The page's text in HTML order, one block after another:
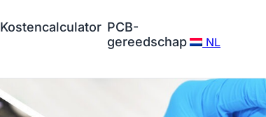
Kostencalculator PCB-
gereedschap
NL